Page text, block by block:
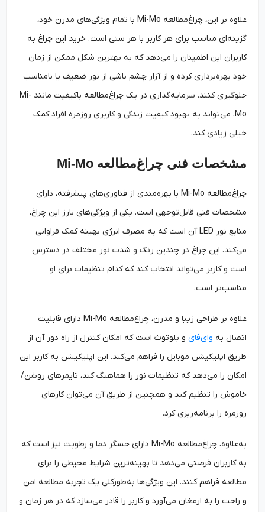
علاوه بر این، چراغ‌مطالعه Mi-Mo با تمام ویژگی‌های مدرن خود،
گزینه‌ای مناسب برای هر کاربر با هر سنی است. خرید این چراغ به
کاربران این اطمینان را می‌دهد که به بهترین شکل ممکن از زمان
خود بهره‌برداری کرده و از آزار چشم ناشی از نور ضعیف یا نامناسب
جلوگیری کنند. سرمایه‌گذاری در یک چراغ‌مطالعه باکیفیت مانند Mi-
Mo، می‌تواند به بهبود کیفیت زندگی و کاربری روزمره افراد کمک
خیلی زیادی کند.
مشخصات فنی چراغ‌مطالعه Mi-Mo
چراغ‌مطالعه Mi-Mo با بهره‌مندی از فناوری‌های پیشرفته، دارای
مشخصات فنی قابل‌توجهی است. یکی از ویژگی‌های بارز این چراغ،
منابع نور LED آن است که به مصرف انرژی بهینه کمک فراوانی
می‌کند. این چراغ در چندین رنگ و شدت نور مختلف در دسترس
است و کاربر می‌تواند انتخاب کند که کدام تنظیمات برای او
مناسب‌تر است.
علاوه بر طراحی زیبا و مدرن، چراغ‌مطالعه Mi-Mo دارای قابلیت
اتصال بهوای‌فایو بلوتوث است که امکان کنترل از راه دور آن از
طریق اپلیکیشن موبایل را فراهم می‌کند. این اپلیکیشن به کاربر این
امکان را می‌دهد که تنظیمات نور را هماهنگ کند، تایمر‌های روشن/
خاموش را تنظیم کند و همچنین از طریق آن می‌توان کارهای
روزمره را برنامه‌ریزی کرد.
به‌علاوه، چراغ‌مطالعه Mi-Mo دارای حسگر دما و رطوبت نیز است که
به کاربران فرصتی می‌دهد تا بهینه‌ترین شرایط محیطی را برای
مطالعه فراهم کنند. این ویژگی‌ها به‌طورکلی یک تجربه‌ مطالعه امن
و راحت را به ارمغان می‌آورد و کاربر را قادر می‌سازد که در هر زمان و